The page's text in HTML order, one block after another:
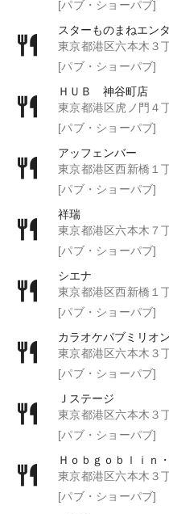
[パブ・ショーパブ]
スターものまねエン
東京都港区六本木３
[パブ・ショーパブ]
ＨＵＢ 神谷町店
東京都港区虎ノ門４
[パブ・ショーパブ]
アッフェンバー
東京都港区西新橋１
[パブ・ショーパブ]
祥瑞
東京都港区六本木７
[パブ・ショーパブ]
シエナ
東京都港区西新橋１
[パブ・ショーパブ]
カラオケパブミリオン
東京都港区六本木３
[パブ・ショーパブ]
Ｊステージ
東京都港区六本木３
[パブ・ショーパブ]
Ｈｏｂｇｏｂｌｉｎ
東京都港区六本木３
[パブ・ショーパブ]